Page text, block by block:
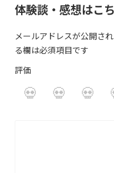
体験談・感想はこ
メールアドレスが公開さ
る欄は必須項目です
評価